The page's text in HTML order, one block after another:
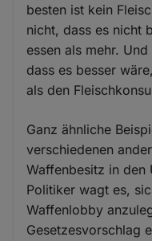
besten ist kein
nicht, dass es nicht
essen als mehr.
dass es besser
als den
Ganz ähnliche
verschiedenen
Waffenbesitz in den
Politiker wagt es,
Waffenlobby
Gesetzesvorschlag